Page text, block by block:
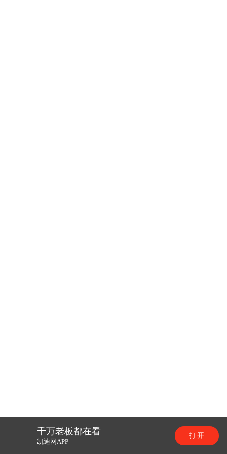
千万老板都在看
凯迪网APP
打开